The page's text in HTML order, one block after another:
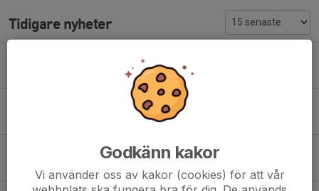
Tidigare nyheter
0
Center förlänger!
Finsk forward förstärker!
Godkänn kakor
Vi använder oss av kakor (cookies) för att vår